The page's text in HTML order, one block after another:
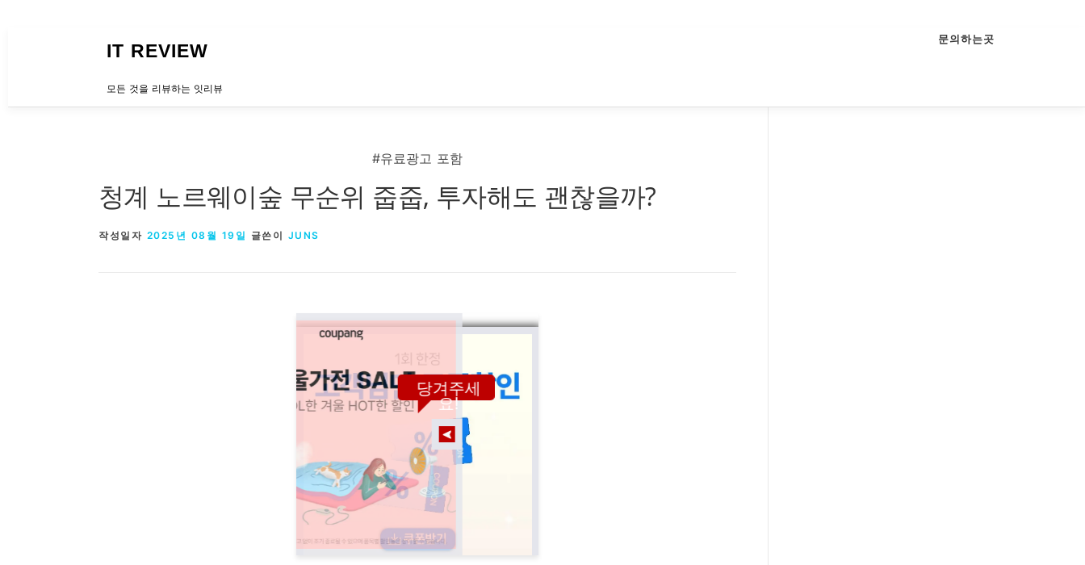
IT REVIEW
모든 것을 리뷰하는 잇리뷰
문의하는곳
#유료광고 포함
청계 노르웨이숲 무순위 줍줍, 투자해도 괜찮을까?
작성일자 2025년 08월 19일 글쓴이 JUNS
당겨주세
요!